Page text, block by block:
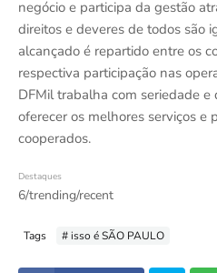
negócio e participa da gestão
direitos e deveres de todos são
alcançado é repartido entre os
respectiva participação nas
DFMil trabalha com seriedade
oferecer os melhores serviços e
cooperados.
Destaques
6/trending/recent
Tags # isso é SÃO PAULO